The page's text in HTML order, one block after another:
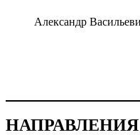
Александр